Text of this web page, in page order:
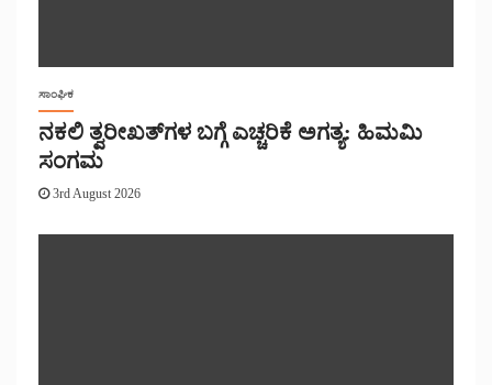
ಸಾಂಘಿಕ
ನಕಲಿ ತ್ವರೀಖತ್‌ಗಳ ಬಗ್ಗೆ ಎಚ್ಚರಿಕೆ ಅಗತ್ಯ: ಹಿಮಮಿ
ಸಂಗಮ
3rd August 2026